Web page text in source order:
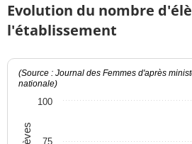
Evolution du nombre
l'établissement
(Source : Journal des Femmes d'après
nationale)
100
75